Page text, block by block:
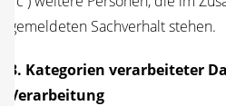
gemel­de­ten Sach­ver­halt stehen.
3. Kate­go­rien ver­ar­bei­te­ter
Ver­ar­bei­tung